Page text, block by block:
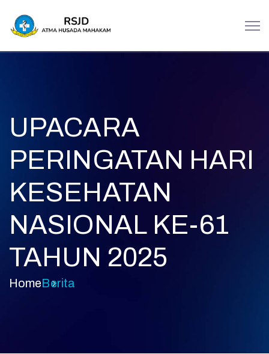
UPACARA
PERINGATAN HARI
KESEHATAN
NASIONAL KE-61
TAHUN 2025
HomeBerita